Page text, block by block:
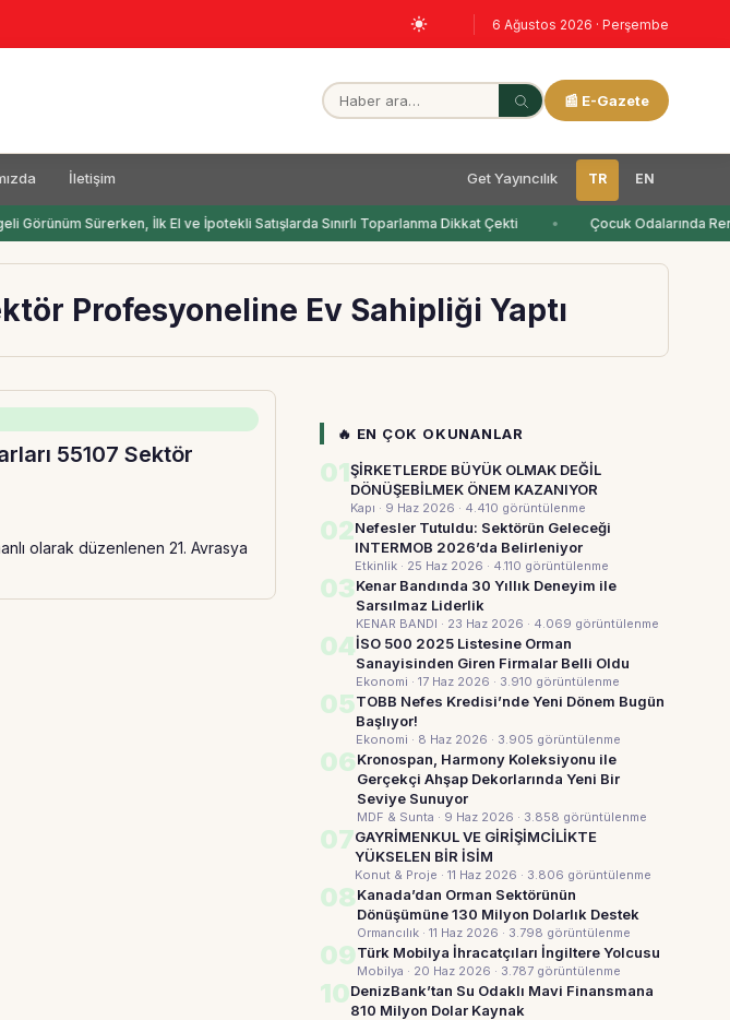
6 Ağustos 2026 · Perşembe
📰 E-Gazete
İletişim Get Yayıncılık TR EN
Görünüm Sürerken, İlk El ve İpotekli Satışlarda Sınırlı Toparlanma Dikkat Çekti Çocuk Odalarında
Profesyoneline Ev Sahipliği Yaptı
55107 Sektör
olarak düzenlenen 21. Avrasya
🔥 EN ÇOK OKUNANLAR
01ŞİRKETLERDE BÜYÜK OLMAK DEĞİL
DÖNÜŞEBİLMEK ÖNEM KAZANIYOR
Kapı · 9 Haz 2026 · 4.410 görüntülenme
02Nefesler Tutuldu: Sektörün Geleceği
INTERMOB 2026’da Belirleniyor
Etkinlik · 25 Haz 2026 · 4.110 görüntülenme
03Kenar Bandında 30 Yıllık Deneyim ile
Sarsılmaz Liderlik
KENAR BANDI · 23 Haz 2026 · 4.069 görüntülenme
04İSO 500 2025 Listesine Orman
Sanayisinden Giren Firmalar Belli Oldu
Ekonomi · 17 Haz 2026 · 3.910 görüntülenme
05TOBB Nefes Kredisi’nde Yeni Dönem Bugün
Başlıyor!
Ekonomi · 8 Haz 2026 · 3.905 görüntülenme
06Kronospan, Harmony Koleksiyonu ile
Gerçekçi Ahşap Dekorlarında Yeni Bir
Seviye Sunuyor
MDF & Sunta · 9 Haz 2026 · 3.858 görüntülenme
07GAYRİMENKUL VE GİRİŞİMCİLİKTE
YÜKSELEN BİR İSİM
Konut & Proje · 11 Haz 2026 · 3.806 görüntülenme
08Kanada’dan Orman Sektörünün
Dönüşümüne 130 Milyon Dolarlık Destek
Ormancılık · 11 Haz 2026 · 3.798 görüntülenme
09Türk Mobilya İhracatçıları İngiltere Yolcusu
Mobilya · 20 Haz 2026 · 3.787 görüntülenme
10DenizBank’tan Su Odaklı Mavi Finansmana
810 Milyon Dolar Kaynak